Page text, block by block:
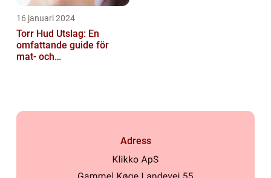
16 januari 2024
Torr Hud Utslag: En
omfattande guide för
mat- och
Adress